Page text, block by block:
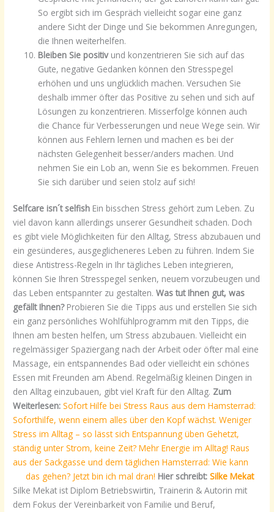
So ergibt sich im Gespräch vielleicht sogar eine ganz
andere Sicht der Dinge und Sie bekommen Anregungen,
die Ihnen weiterhelfen.
Bleiben Sie positivund konzentrieren Sie sich auf das
Gute, negative Gedanken können den Stresspegel
erhöhen und uns unglücklich machen. Versuchen Sie
deshalb immer öfter das Positive zu sehen und sich auf
Lösungen zu konzentrieren. Misserfolge können auch
die Chance für Verbesserungen und neue Wege sein. Wir
können aus Fehlern lernen und machen es bei der
nächsten Gelegenheit besser/anders machen. Und
nehmen Sie ein Lob an, wenn Sie es bekommen. Freuen
Sie sich darüber und seien stolz auf sich!
Selfcare isn´t selfish Ein bisschen Stress gehört zum Leben. Zu
viel davon kann allerdings unserer Gesundheit schaden. Doch
es gibt viele Möglichkeiten für den Alltag, Stress abzubauen und
ein gesünderes, ausgeglicheneres Leben zu führen. Indem Sie
diese Antistress-Regeln in Ihr tägliches Leben integrieren,
können Sie Ihren Stresspegel senken, neuem vorzubeugen und
das Leben entspannter zu gestalten.Was tut Ihnen gut, was
gefällt Ihnen? Probieren Sie die Tipps aus und erstellen Sie sich
ein ganz persönliches Wohlfühlprogramm mit den Tipps, die
Ihnen am besten helfen, um Stress abzubauen. Vielleicht ein
regelmässiger Spaziergang nach der Arbeit oder öfter mal eine
Massage, ein entspannendes Bad oder vielleicht ein schönes
Essen mit Freunden am Abend. Regelmäßig kleinen Dingen in
den Alltag einzubauen, gibt viel Kraft für den Alltag. Zum
Weiterlesen: Sofort Hilfe bei Stress Raus aus dem Hamsterrad:
Soforthilfe, wenn einem alles über den Kopf wächst. Weniger
Stress im Alltag – so lässt sich Entspannung üben Gehetzt,
ständig unter Strom, keine Zeit? Mehr Energie im Alltag! Raus
aus der Sackgasse und dem täglichen Hamsterrad: Wie kann
das gehen? Jetzt bin ich mal dran! Hier schreibt: Silke Mekat
Silke Mekat ist Diplom Betriebswirtin, Trainerin & Autorin mit
dem Fokus der Vereinbarkeit von Familie und Beruf,